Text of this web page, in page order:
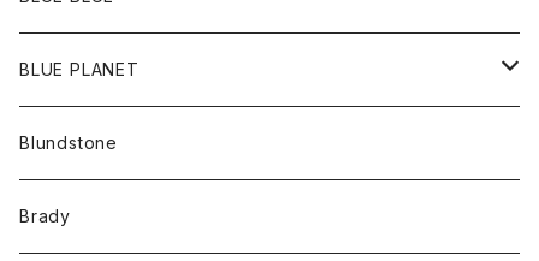
パンツ
アウター
カーディガン
コート
アクセサリー
バッグ
キッズ
BLUE PLANET
サングラス
Blundstone
Brady